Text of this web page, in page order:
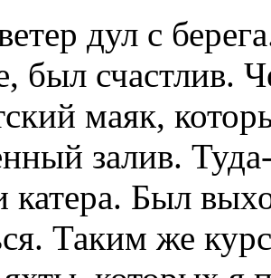
дул с
был счастлив.
маяк,
залив.
катера. Был
Таким же